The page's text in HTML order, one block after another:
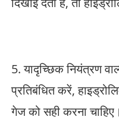
5. यादृच्छिक नियंत्रण
प्रतिबंधित करें,
गेज को सही करना चाहिए।